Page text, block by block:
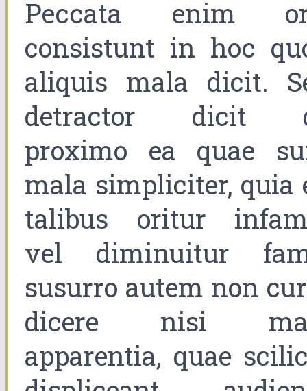
Peccata enim
consistunt in hoc
aliquis mala dicit.
detractor dicit
proximo ea quae
mala simpliciter, quia
talibus oritur
vel diminuitur
susurro autem non
dicere nisi
apparentia, quae